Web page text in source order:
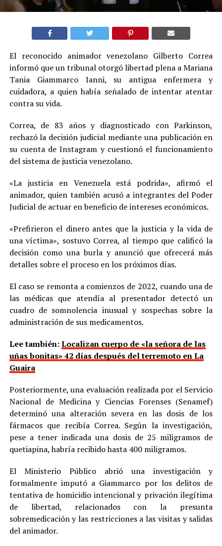
El reconocido animador venezolano Gilberto Correa
informó que un tribunal otorgó libertad plena a Mariana
Tania Giammarco Ianni, su antigua enfermera y
cuidadora, a quien había señalado de intentar atentar
contra su vida.
Correa, de 83 años y diagnosticado con Parkinson,
rechazó la decisión judicial mediante una publicación en
su cuenta de Instagram y cuestionó el funcionamiento
del sistema de justicia venezolano.
«La justicia en Venezuela está podrida», afirmó el
animador, quien también acusó a integrantes del Poder
Judicial de actuar en beneficio de intereses económicos.
«Prefirieron el dinero antes que la justicia y la vida de
una víctima», sostuvo Correa, al tiempo que calificó la
decisión como una burla y anunció que ofrecerá más
detalles sobre el proceso en los próximos días.
El caso se remonta a comienzos de 2022, cuando una de
las médicas que atendía al presentador detectó un
cuadro de somnolencia inusual y sospechas sobre la
administración de sus medicamentos.
Lee también:Localizan cuerpo de «la señora de las
uñas bonitas» 42 días después del terremoto en La
Guaira
Posteriormente, una evaluación realizada por el Servicio
Nacional de Medicina y Ciencias Forenses (Senamef)
determinó una alteración severa en las dosis de los
fármacos que recibía Correa. Según la investigación,
pese a tener indicada una dosis de 25 miligramos de
quetiapina, habría recibido hasta 400 miligramos.
El Ministerio Público abrió una investigación y
formalmente imputó a Giammarco por los delitos de
tentativa de homicidio intencional y privación ilegítima
de libertad, relacionados con la presunta
sobremedicación y las restricciones a las visitas y salidas
del animador.